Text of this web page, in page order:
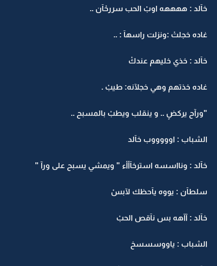
خآلد : ههههه اوبْ الحب سررحْآن ..
غاده خجلتْ :ونزلت راسهآ : ..
خآلد : خذي خليهم عندكْ
غاده خذتهم وهي خجلآنه: طيبْ .
"ورآح يركضٍ .. و ينقلب ويطبْ بالمسبح ..
الشباب : اوووووب خآلد
خآلد : ونااسسه استرخآأأء " ويمشي يسبح على ورآ "
سلطآن : يووه يآحظك لآبسْ
خآلد : آآهه بس نآقص الحبْ
الشباب : ياووسسسخ